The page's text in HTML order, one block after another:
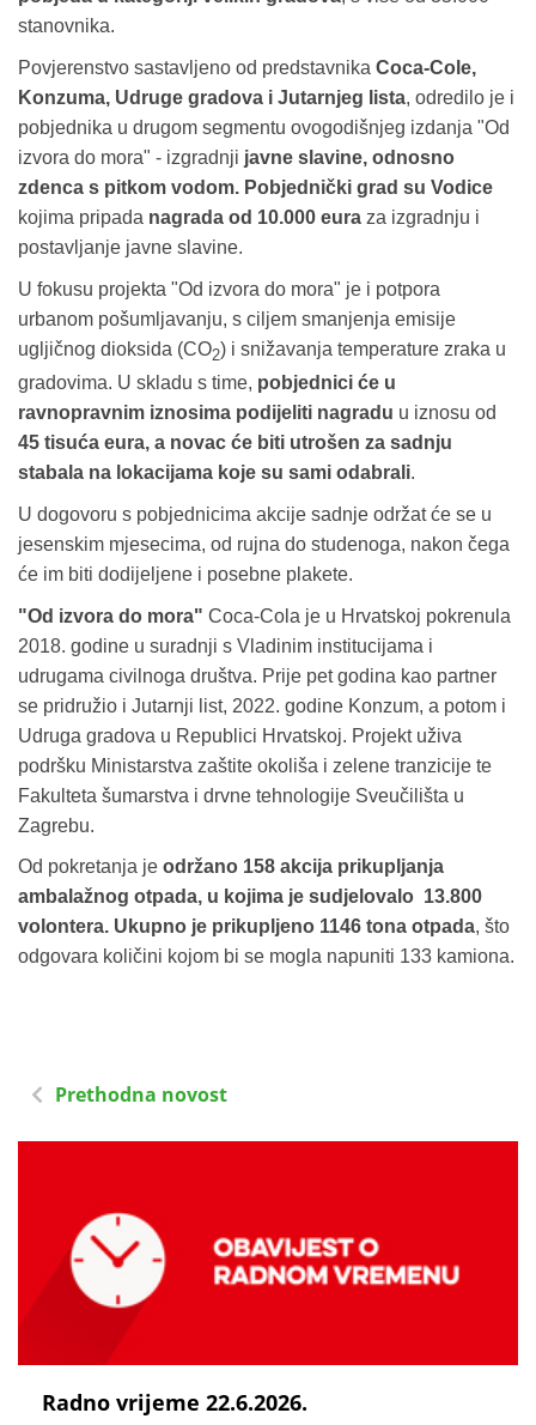
stanovnika.
Povjerenstvo sastavljeno od predstavnika Coca-Cole,
Konzuma, Udruge gradova i Jutarnjeg lista, odredilo je i
pobjednika u drugom segmentu ovogodišnjeg izdanja "Od
izvora do mora" - izgradnji javne slavine, odnosno
zdenca s pitkom vodom. Pobjednički grad su Vodice
kojima pripada nagrada od 10.000 eura za izgradnju i
postavljanje javne slavine.
U fokusu projekta "Od izvora do mora" je i potpora
urbanom pošumljavanju, s ciljem smanjenja emisije
ugljičnog dioksida (CO2) i snižavanja temperature zraka u
gradovima. U skladu s time, pobjednici će u
ravnopravnim iznosima podijeliti nagradu u iznosu od
45 tisuća eura, a novac će biti utrošen za sadnju
stabala na lokacijama koje su sami odabrali.
U dogovoru s pobjednicima akcije sadnje održat će se u
jesenskim mjesecima, od rujna do studenoga, nakon čega
će im biti dodijeljene i posebne plakete.
"Od izvora do mora" Coca-Cola je u Hrvatskoj pokrenula
2018. godine u suradnji s Vladinim institucijama i
udrugama civilnoga društva. Prije pet godina kao partner
se pridružio i Jutarnji list, 2022. godine Konzum, a potom i
Udruga gradova u Republici Hrvatskoj. Projekt uživa
podršku Ministarstva zaštite okoliša i zelene tranzicije te
Fakulteta šumarstva i drvne tehnologije Sveučilišta u
Zagrebu.
Od pokretanja je održano 158 akcija prikupljanja
ambalažnog otpada, u kojima je sudjelovalo 13.800
volontera. Ukupno je prikupljeno 1146 tona otpada, što
odgovara količini kojom bi se mogla napuniti 133 kamiona.
Prethodna novost
Radno vrijeme 22.6.2026.